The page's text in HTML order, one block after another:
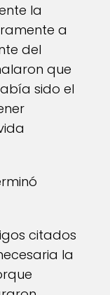
la
a
del
que
sido el
citados
la